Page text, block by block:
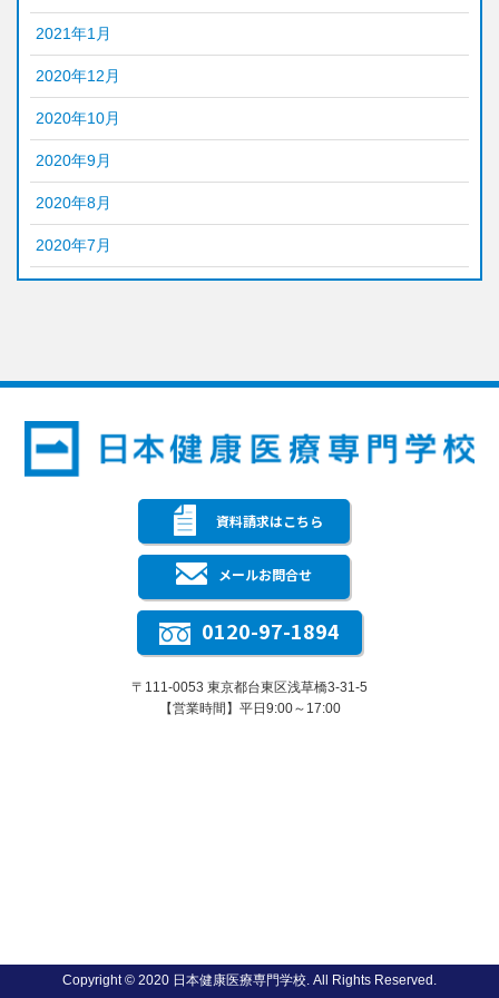
2021年1月
2020年12月
2020年10月
2020年9月
2020年8月
2020年7月
資料請求はこちら
メールお問合せ
0120-97-1894
〒111-0053 東京都台東区浅草橋3-31-5
【営業時間】平日9:00～17:00
Copyright © 2020 日本健康医療専門学校. All Rights Reserved.